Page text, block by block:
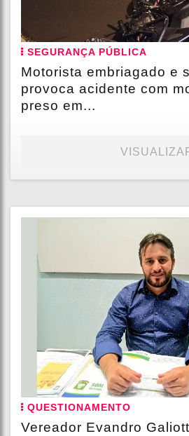
SEGURANÇA PÚBLICA
Motorista embriagado e
provoca acidente com
preso em...
QUESTIONAMENTO
Vereador Evandro